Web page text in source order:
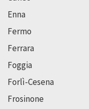
Enna
Fermo
Ferrara
Foggia
Forlì-Cesena
Frosinone